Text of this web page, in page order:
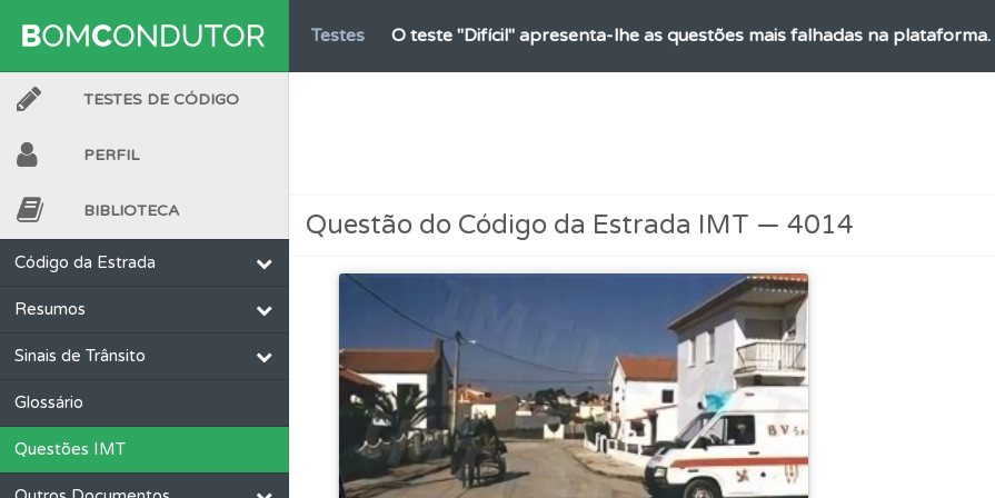
Testes O teste "Difícil" apresenta-lhe as questões mais falhadas na plataforma.
Crie uma conta para não perder as suas estatísticas.
Perfil Tem um histórico dos seus testes no seu perfil.
Conta Crie uma conta para poder partilhar o seu perfil com os seus amigos.
TESTES DE CÓDIGO
PERFIL
BIBLIOTECA
Código da Estrada
Resumos
Sinais de Trânsito
Glossário
Questões IMT
Questão do Código da Estrada IMT — 4014